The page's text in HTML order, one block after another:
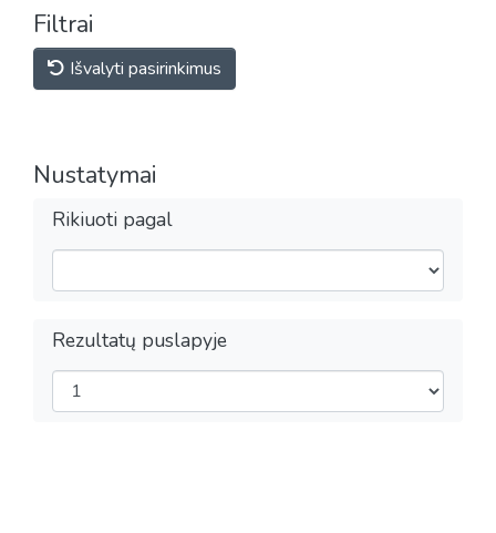
Filtrai
Išvalyti pasirinkimus
Nustatymai
Rikiuoti pagal
Rezultatų puslapyje